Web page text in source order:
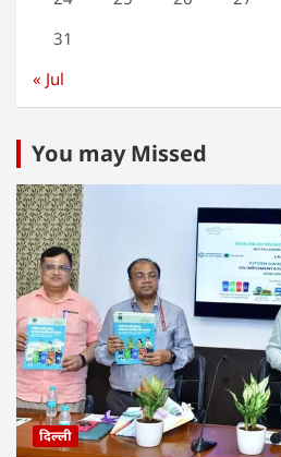
31
« Jul
You may Missed
दिल्ली